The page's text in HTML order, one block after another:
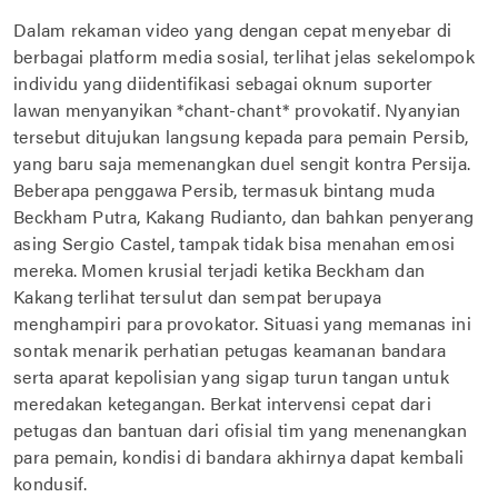
Dalam rekaman video yang dengan cepat menyebar di
berbagai platform media sosial, terlihat jelas sekelompok
individu yang diidentifikasi sebagai oknum suporter
lawan menyanyikan *chant-chant* provokatif. Nyanyian
tersebut ditujukan langsung kepada para pemain Persib,
yang baru saja memenangkan duel sengit kontra Persija.
Beberapa penggawa Persib, termasuk bintang muda
Beckham Putra, Kakang Rudianto, dan bahkan penyerang
asing Sergio Castel, tampak tidak bisa menahan emosi
mereka. Momen krusial terjadi ketika Beckham dan
Kakang terlihat tersulut dan sempat berupaya
menghampiri para provokator. Situasi yang memanas ini
sontak menarik perhatian petugas keamanan bandara
serta aparat kepolisian yang sigap turun tangan untuk
meredakan ketegangan. Berkat intervensi cepat dari
petugas dan bantuan dari ofisial tim yang menenangkan
para pemain, kondisi di bandara akhirnya dapat kembali
kondusif.